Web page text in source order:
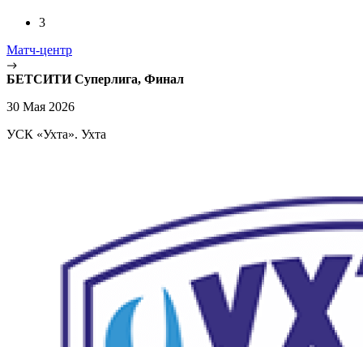
3
Матч-центр
БЕТСИТИ Суперлига, Финал
30 Мая 2026
УСК «Ухта». Ухта